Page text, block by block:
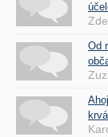
Od